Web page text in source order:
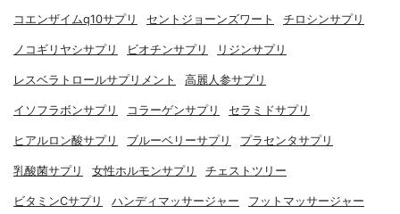
コエンザイムq10サプリ セントジョーンズワート チロシンサプリ
ノコギリヤシサプリ ビオチンサプリ リジンサプリ
レスベラトロールサプリメント 高麗人参サプリ
イソフラボンサプリ コラーゲンサプリ セラミドサプリ
ヒアルロン酸サプリ ブルーベリーサプリ プラセンタサプリ
乳酸菌サプリ 女性ホルモンサプリ チェストツリー
ビタミンCサプリ ハンディマッサージャー フットマッサージャー